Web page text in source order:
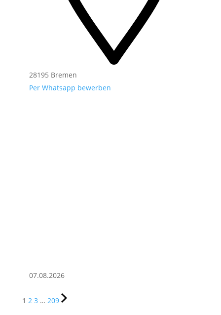
28195 Bremen
Per Whatsapp bewerben
07.08.2026
1 2 3 … 209